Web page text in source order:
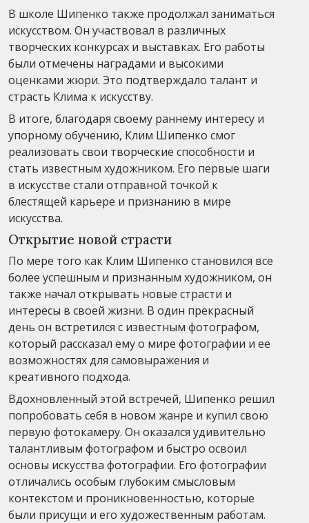
В школе Шипенко также продолжал заниматься
искусством. Он участвовал в различных
творческих конкурсах и выставках. Его работы
были отмечены наградами и высокими
оценками жюри. Это подтверждало талант и
страсть Клима к искусству.
В итоге, благодаря своему раннему интересу и
упорному обучению, Клим Шипенко смог
реализовать свои творческие способности и
стать известным художником. Его первые шаги
в искусстве стали отправной точкой к
блестящей карьере и признанию в мире
искусства.
Открытие новой страсти
По мере того как Клим Шипенко становился все
более успешным и признанным художником, он
также начал открывать новые страсти и
интересы в своей жизни. В один прекрасный
день он встретился с известным фотографом,
который рассказал ему о мире фотографии и ее
возможностях для самовыражения и
креативного подхода.
Вдохновленный этой встречей, Шипенко решил
попробовать себя в новом жанре и купил свою
первую фотокамеру. Он оказался удивительно
талантливым фотографом и быстро освоил
основы искусства фотографии. Его фотографии
отличались особым глубоким смысловым
контекстом и проникновенностью, которые
были присущи и его художественным работам.